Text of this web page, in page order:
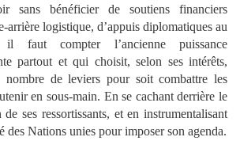
sans bénéficier de soutiens financiers
arrière logistique, d’appuis diplomatiques au
il faut compter l’ancienne puissance
partout et qui choisit, selon ses intérêts,
nombre de leviers pour soit combattre les
en sous-main. En se cachant derrière le
ses ressortissants, et en instrumentalisant
des Nations unies pour imposer son agenda.